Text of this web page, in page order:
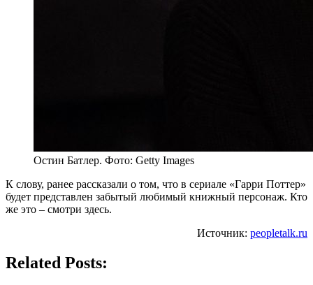
Остин Батлер. Фото: Getty Images
К слову, ранее рассказали о том, что в сериале «Гарри Поттер»
будет представлен забытый любимый книжный персонаж. Кто
же это – смотри здесь.
Источник: peopletalk.ru
Related Posts: